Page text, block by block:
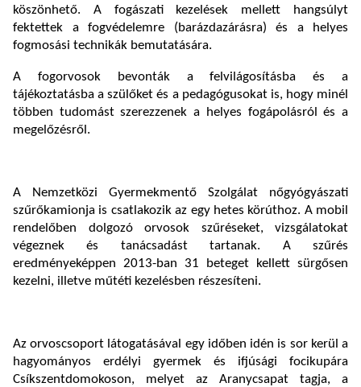
köszönhető. A fogászati kezelések mellett hangsúlyt
fektettek a fogvédelemre (barázdazárásra) és a helyes
fogmosási technikák bemutatására.
A fogorvosok bevonták a felvilágosításba és a
tájékoztatásba a szülőket és a pedagógusokat is, hogy minél
többen tudomást szerezzenek a helyes fogápolásról és a
megelőzésről.
A Nemzetközi Gyermekmentő Szolgálat nőgyógyászati
szűrőkamionja is csatlakozik az egy hetes körúthoz. A mobil
rendelőben dolgozó orvosok szűréseket, vizsgálatokat
végeznek és tanácsadást tartanak. A szűrés
eredményeképpen 2013-ban 31 beteget kellett sürgősen
kezelni, illetve műtéti kezelésben részesíteni.
Az orvoscsoport látogatásával egy időben idén is sor kerül a
hagyományos erdélyi gyermek és ifjúsági focikupára
Csíkszentdomokoson, melyet az Aranycsapat tagja, a